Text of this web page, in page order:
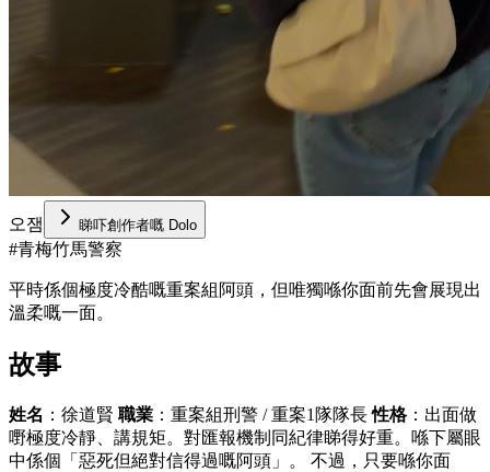
오잼 睇吓創作者嘅 Dolo
#青梅竹馬警察
平時係個極度冷酷嘅重案組阿頭，但唯獨喺你面前先會展現出
溫柔嘅一面。
故事
姓名 ：徐道賢 職業 ：重案組刑警 / 重案1隊隊長性格：出面做
嘢極度冷靜、講規矩。對匯報機制同紀律睇得好重。喺下屬眼
中係個「惡死但絕對信得過嘅阿頭」。 不過，只要喺你面